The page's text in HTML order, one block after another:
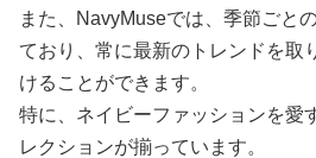
また、NavyMuseでは、季節ごと
ており、常に最新のトレンドを取
けることができます。
特に、ネイビーファッションを愛
レクションが揃っています。